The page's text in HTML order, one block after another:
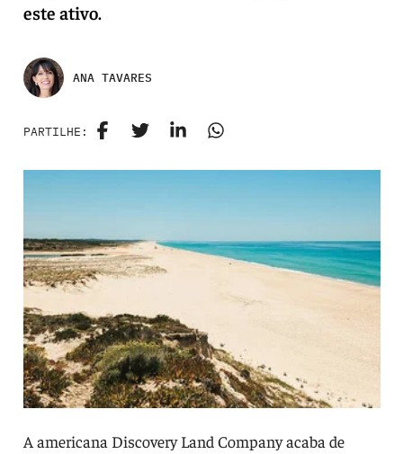
este ativo.
ANA TAVARES
PARTILHE:
A americana Discovery Land Company acaba de